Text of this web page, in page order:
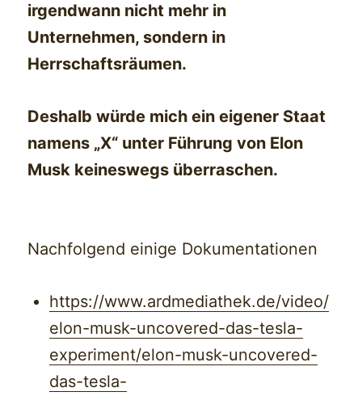
irgendwann nicht mehr in
Unternehmen, sondern in
Herrschaftsräumen.
Deshalb würde mich ein eigener Staat
namens „X“ unter Führung von Elon
Musk keineswegs überraschen.
Nachfolgend einige Dokumentationen
https://www.ardmediathek.de/video/
elon-musk-uncovered-das-tesla-
experiment/elon-musk-uncovered-
das-tesla-